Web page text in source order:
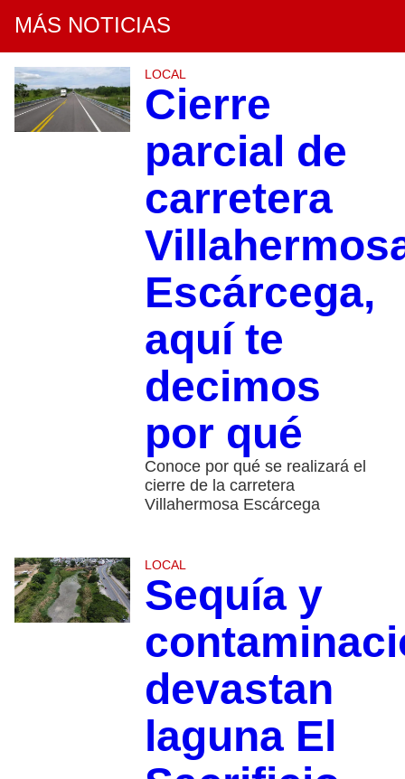
MÁS NOTICIAS
LOCAL
Cierre
parcial de
carretera
Escárcega,
aquí te
decimos
por qué
Conoce por qué se realizará el
cierre de la carretera
Villahermosa Escárcega
LOCAL
Sequía y
devastan
laguna El